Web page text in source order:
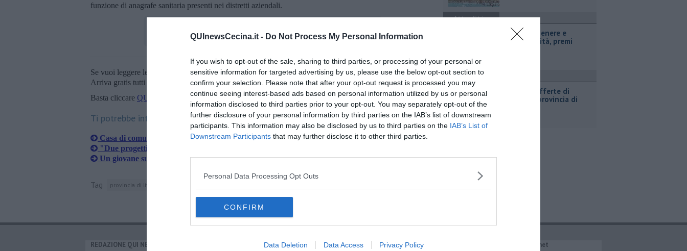
QUInewsCecina.it - Do Not Process My Personal Information
If you wish to opt-out of the sale, sharing to third parties, or processing of your personal or
sensitive information for targeted advertising by us, please use the below opt-out section to
confirm your selection. Please note that after your opt-out request is processed you may
continue seeing interest-based ads based on personal information utilized by us or personal
information disclosed to third parties prior to your opt-out. You may separately opt-out of the
further disclosure of your personal information by third parties on the IAB’s list of downstream
participants. This information may also be disclosed by us to third parties on the IAB’s List of
Downstream Participants that may further disclose it to other third parties.
Personal Data Processing Opt Outs
CONFIRM
Data Deletion Data Access Privacy Policy
funzione di anagrafe sanitaria presenti nei distretti aziendali.
Se vuoi leggere le notizie principali della Toscana iscriviti allaNewsletter QUInews - ToscanaMedia.
Arriva gratis tutti i giorni alle 20:00 direttamente nella tua casella di posta.
Basta cliccare QUI
Ti potrebbe interessare anche:
Casa di comunità a Cecina, presentato il progetto
"Due progetti molto attesi per il territorio"
Un giovane su dieci accede al consultorio
Tag provincia di livorno
Attualità
Parità di genere e
sostenibilità, premi
Attualità
​Tutte le offerte di
lavoro in provincia di
REDAZIONE QUI NEWS
RUBRICHE
IL NETWORK QuiNews.net